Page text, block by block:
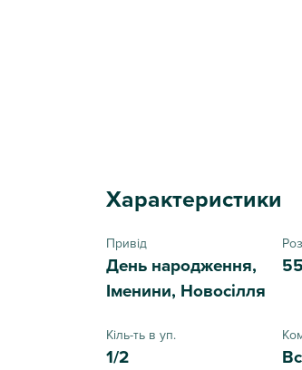
Характеристики
Привід
День народження,
Іменини, Новосілля
Кіль-ть в уп.
1/2